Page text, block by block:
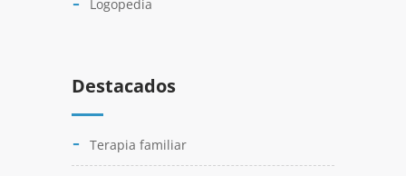
Logopedia
Destacados
Terapia familiar